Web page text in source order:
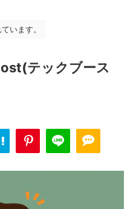
います。
テックブース